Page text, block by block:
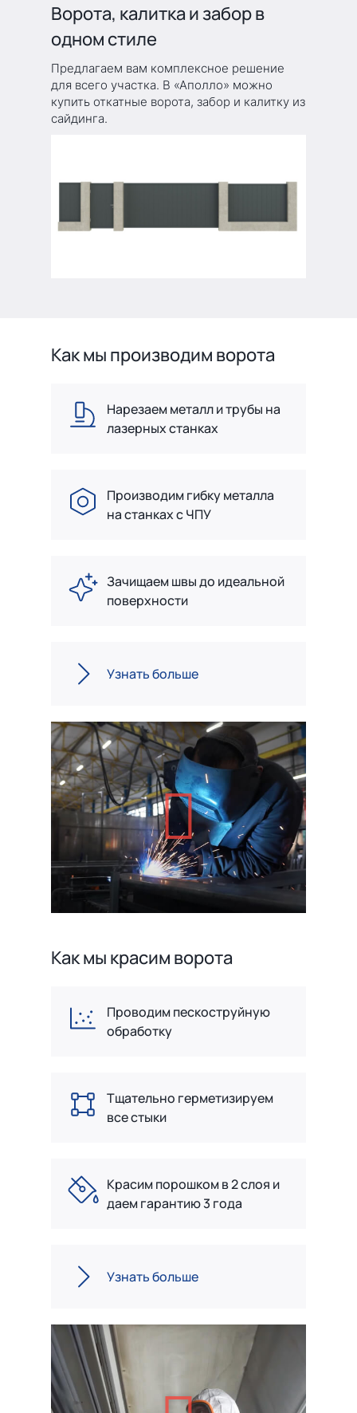
Ворота, калитка и забор в
одном стиле
Предлагаем вам комплексное решение
для всего участка. В «Аполло» можно
купить откатные ворота, забор и калитку из
сайдинга.
Как мы производим ворота
Нарезаем металл и трубы на
лазерных станках
Производим гибку металла
на станках с ЧПУ
Зачищаем швы до идеальной
поверхности
Узнать больше
Как мы красим ворота
Проводим пескоструйную
обработку
Тщательно герметизируем
все стыки
Красим порошком в 2 слоя и
даем гарантию 3 года
Узнать больше